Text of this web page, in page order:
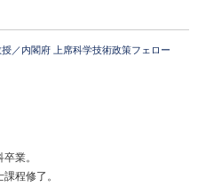
／内閣府 上席科学技術政策フェロー
業。
程修了。